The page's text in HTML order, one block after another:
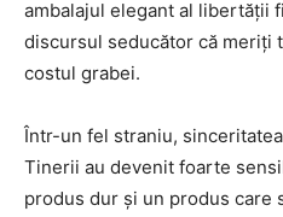
ambalajul elegant al libertății
discursul seducător că meriți
costul grabei.
Într-un fel straniu,
Tinerii au devenit foarte
produs dur și un produs care